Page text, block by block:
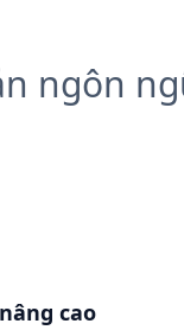
ngôn
cao